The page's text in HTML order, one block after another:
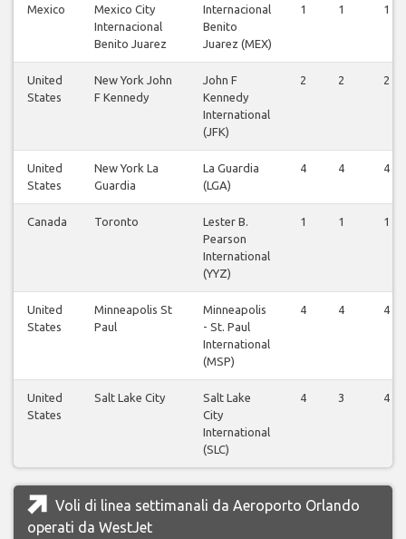
Mexico
Mexico City
Internacional
Benito Juarez
Internacional
Benito
Juarez (MEX)
1 1 1
United
States
New York John
F Kennedy
John F
Kennedy
International
(JFK)
2 2 2
United
States
New York La
Guardia
La Guardia
(LGA)
4 4 4
Canada Toronto
Lester B.
Pearson
International
(YYZ)
1 1 1
United
States
Minneapolis St
Paul
Minneapolis
- St. Paul
International
(MSP)
4 4 4
United
States
Salt Lake City
Salt Lake
City
International
(SLC)
4 3 4
Voli di linea settimanali da Aeroporto Orlando
operati da WestJet